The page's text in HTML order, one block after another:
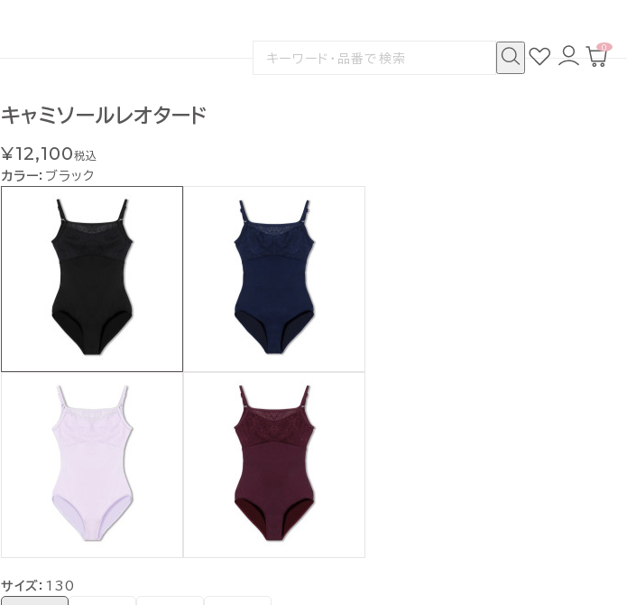
検
お
気
ロ
グ
カ
0
キャミソールレオタード
¥12,100税込
カラー： ブラック
サイズ： 130